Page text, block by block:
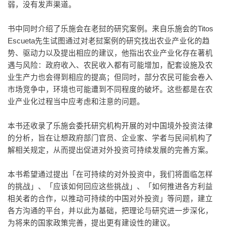
弱，没有发声渠道。
书中同时介绍了乐施会在老挝的研究案例。来自乐施会的Titos
Escueta先生试图通过对老挝案例的研究找出农业产业化的趋
势、驱动力以及提出相应的建议，他指出农业产业化存在著机
遇与风险：政府收入、农民收入都有可能增加，配套设施及农
业生产力也会得到相应的提高；但同时，部分农民可能会卷入
市场竞争中，环境也可能遭到不同程度的破坏。这些都是在农
业产业化过程当中应考虑和注意的问题。
本书还收录了乐施会委托研究机构开展的对中国境外投资法律
的分析，旨在让想政府部门官员、企业家、学者与民间机构了
解相关规定，从而提出促进对外投资可持续发展的完善方案。
本书希望通过提出「在可持续的对外投资中，我们将面临怎样
的挑战」、「应该如何回应这些挑战」、「如何推进各方利益
相关者的合作，以推动可持续的中国对外投资」等问题，建立
各方沟通的平台，并以此为基础，把理论与研究进一步深化，
为将来的国家政策完善，提出更有建设性的建议。